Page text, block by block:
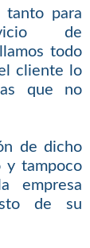
tanto para
de
todo
cliente lo
que no
de dicho
y tampoco
empresa
de su